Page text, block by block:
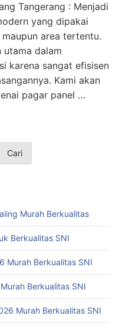
Tangerang : Menjadi
yang dipakai
area tertentu.
utama dalam
karena sangat efisisen
Kami akan
pagar panel …
Cari
Murah Berkualitas
Berkualitas SNI
Murah Berkualitas SNI
Berkualitas SNI
Murah Berkualitas SNI